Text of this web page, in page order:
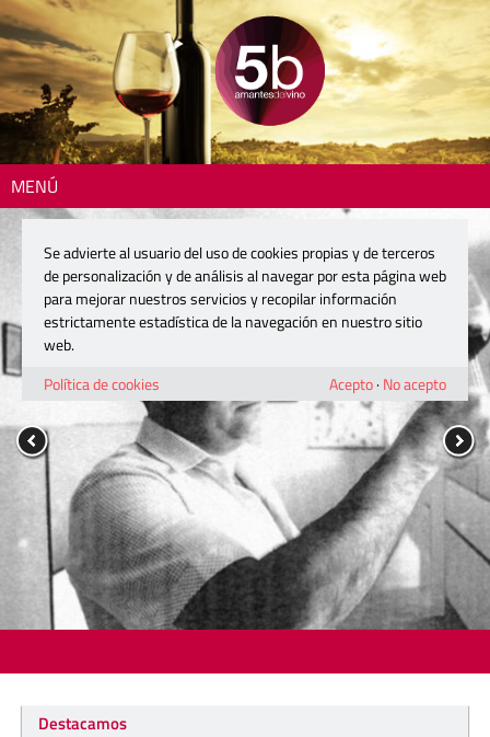
MENÚ
Destacamos
Se advierte al usuario del uso de cookies propias y de terceros
de personalización y de análisis al navegar por esta página web
para mejorar nuestros servicios y recopilar información
estrictamente estadística de la navegación en nuestro sitio
web.
Política de cookies
Acepto· No acepto